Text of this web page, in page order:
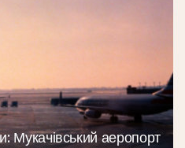
Мукачівський аеропорт